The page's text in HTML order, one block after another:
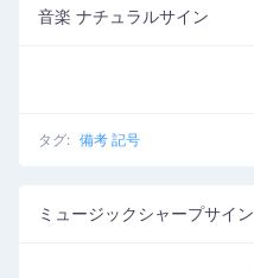
音楽 ナチュラルサイン
タグ: 備考 記号
ミュージックシャープサイン